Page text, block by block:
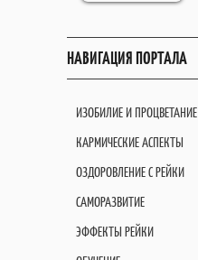
НАВИГАЦИЯ ПОРТАЛА
ИЗОБИЛИЕ И ПРОЦВЕТАНИЕ
КАРМИЧЕСКИЕ АСПЕКТЫ
ОЗДОРОВЛЕНИЕ С РЕЙКИ
САМОРАЗВИТИЕ
ЭФФЕКТЫ РЕЙКИ